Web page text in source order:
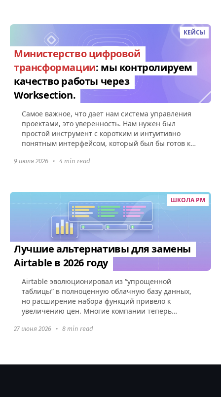
КЕЙСЫ
Министерство цифровой
трансформации: мы контролируем
качество работы через
Worksection.
Самое важное, что дает нам система управления
проектами, это уверенность. Нам нужен был
простой инструмент с коротким и интуитивно
понятным интерфейсом, который был бы готов к
9 июля 2026 • 4 min read
ШКОЛА PM
Лучшие альтернативы для замены
Airtable в 2026 году
Airtable эволюционировал из “упрощенной
таблицы” в полноценную облачную базу данных,
но расширение набора функций привело к
увеличению цен. Многие компании теперь
27 июня 2026 • 8 min read